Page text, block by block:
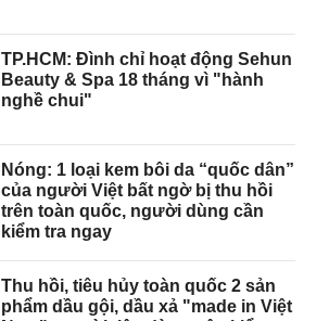
TP.HCM: Đình chỉ hoạt động Sehun
Beauty & Spa 18 tháng vì "hành
nghề chui"
Nóng: 1 loại kem bôi da “quốc dân”
của người Việt bất ngờ bị thu hồi
trên toàn quốc, người dùng cần
kiểm tra ngay
Thu hồi, tiêu hủy toàn quốc 2 sản
phẩm dầu gội, dầu xả "made in Việt